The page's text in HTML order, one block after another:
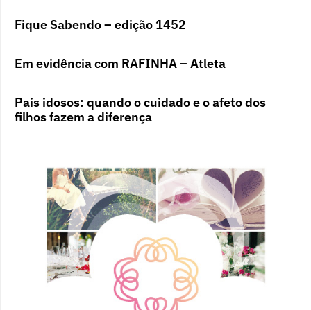
Fique Sabendo – edição 1452
Em evidência com RAFINHA – Atleta
Pais idosos: quando o cuidado e o afeto dos
filhos fazem a diferença